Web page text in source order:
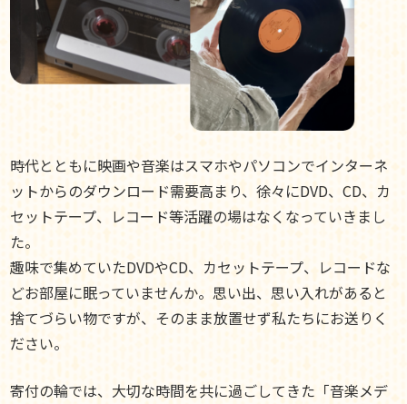
時代とともに映画や音楽はスマホやパソコンでインターネ
ットからのダウンロード需要高まり、徐々にDVD、CD、カ
セットテープ、レコード等活躍の場はなくなっていきまし
た。
趣味で集めていたDVDやCD、カセットテープ、レコードな
どお部屋に眠っていませんか。思い出、思い入れがあると
捨てづらい物ですが、そのまま放置せず私たちにお送りく
ださい。
寄付の輪では、大切な時間を共に過ごしてきた「音楽メデ